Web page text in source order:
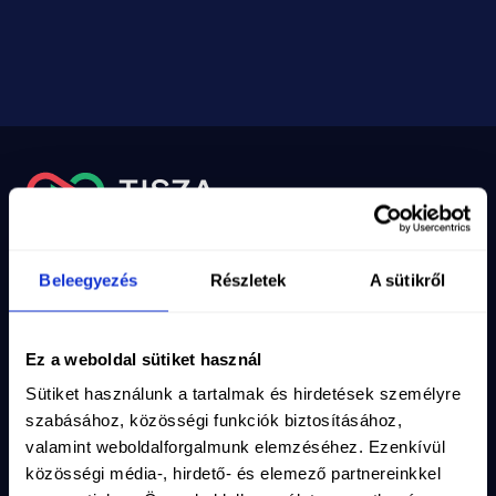
Beleegyezés Részletek A sütikről
Ez a weboldal sütiket használ
Sütiket használunk a tartalmak és hirdetések személyre
szabásához, közösségi funkciók biztosításához,
valamint weboldalforgalmunk elemzéséhez. Ezenkívül
közösségi média-, hirdető- és elemező partnereinkkel
Csatlakozz a TISZA Közösséghez!
Vezetéknév*
Keresztnév